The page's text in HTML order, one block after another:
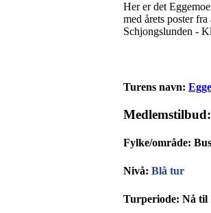
Her er det
med årets poster
Schjongslunden -
Turens navn:
Medlemstilbud:
Fylke/område:
Nivå: Blå tur
Turperiode: Nå til